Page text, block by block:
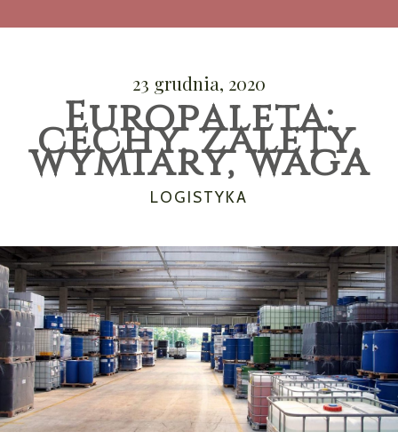
23 grudnia, 2020
Europaleta:
cechy, zalety,
wymiary, waga
CATEGORIES
LOGISTYKA